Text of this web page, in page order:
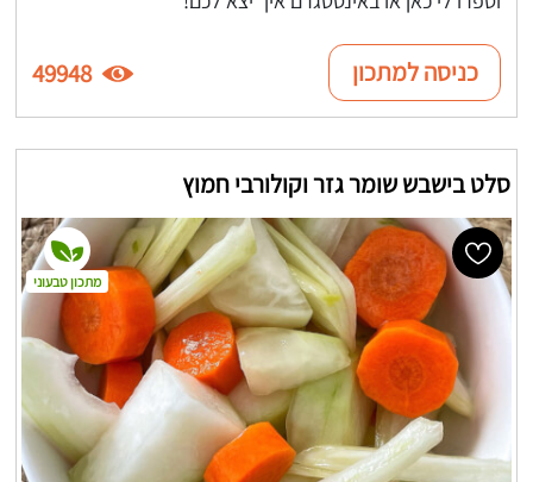
כניסה למתכון 49948
סלט בישבש שומר גזר וקולורבי חמוץ
מתכון טבעוני